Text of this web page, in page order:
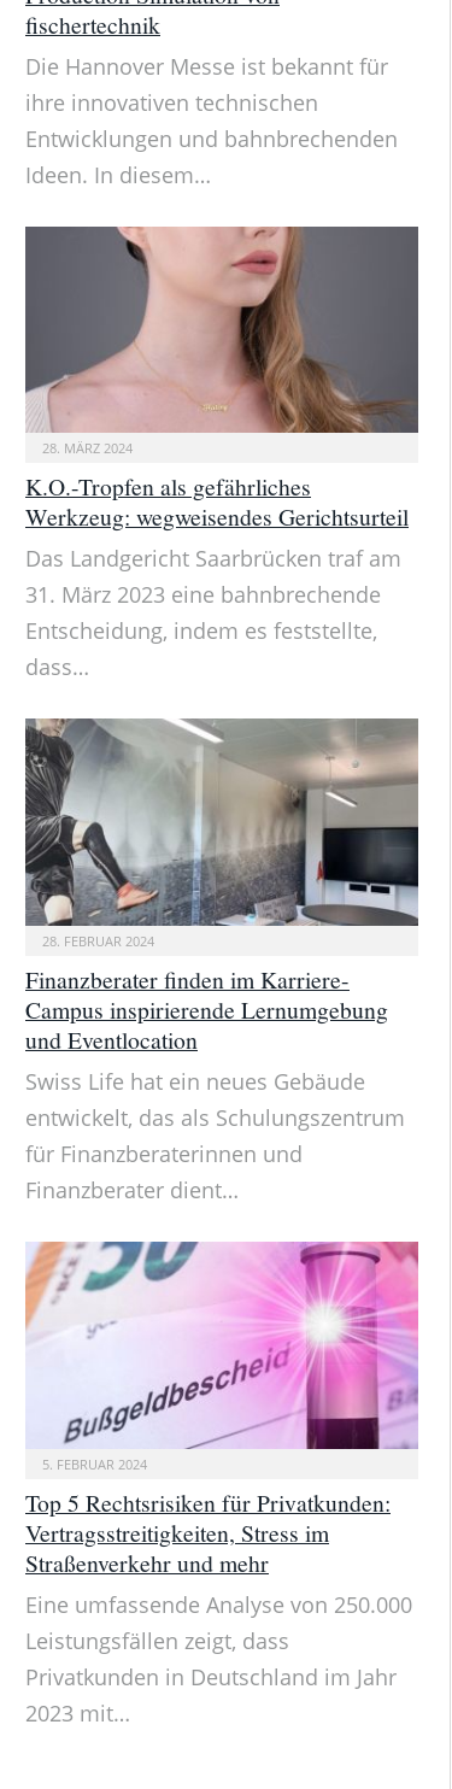
fischertechnik
Die Hannover Messe ist bekannt für
ihre innovativen technischen
Entwicklungen und bahnbrechenden
Ideen. In diesem…
28. MÄRZ 2024
K.O.-Tropfen als gefährliches
Werkzeug: wegweisendes Gerichtsurteil
Das Landgericht Saarbrücken traf am
31. März 2023 eine bahnbrechende
Entscheidung, indem es feststellte,
dass…
28. FEBRUAR 2024
Finanzberater finden im Karriere-
Campus inspirierende Lernumgebung
und Eventlocation
Swiss Life hat ein neues Gebäude
entwickelt, das als Schulungszentrum
für Finanzberaterinnen und
Finanzberater dient…
5. FEBRUAR 2024
Top 5 Rechtsrisiken für Privatkunden:
Vertragsstreitigkeiten, Stress im
Straßenverkehr und mehr
Eine umfassende Analyse von 250.000
Leistungsfällen zeigt, dass
Privatkunden in Deutschland im Jahr
2023 mit…